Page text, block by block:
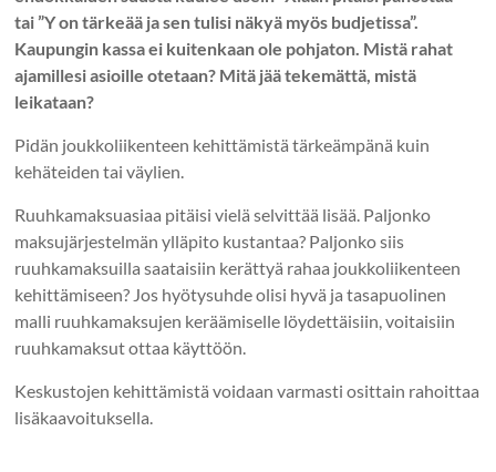
tai ”Y on tärkeää ja sen tulisi näkyä myös budjetissa”.
Kaupungin kassa ei kuitenkaan ole pohjaton. Mistä rahat
ajamillesi asioille otetaan? Mitä jää tekemättä, mistä
leikataan?
Pidän joukkoliikenteen kehittämistä tärkeämpänä kuin
kehäteiden tai väylien.
Ruuhkamaksuasiaa pitäisi vielä selvittää lisää. Paljonko
maksujärjestelmän ylläpito kustantaa? Paljonko siis
ruuhkamaksuilla saataisiin kerättyä rahaa joukkoliikenteen
kehittämiseen? Jos hyötysuhde olisi hyvä ja tasapuolinen
malli ruuhkamaksujen keräämiselle löydettäisiin, voitaisiin
ruuhkamaksut ottaa käyttöön.
Keskustojen kehittämistä voidaan varmasti osittain rahoittaa
lisäkaavoituksella.